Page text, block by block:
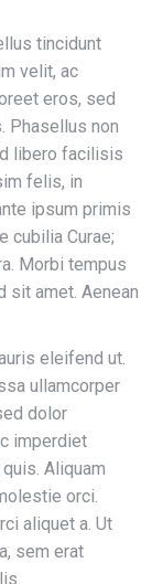
tincidunt
velit, ac
eros, sed
Phasellus non
libero facilisis
felis, in
ipsum primis
cubilia Curae;
Morbi tempus
sit amet. Aenean
eleifend ut.
ullamcorper
dolor
imperdiet
Aliquam
orci.
aliquet a. Ut
sem erat